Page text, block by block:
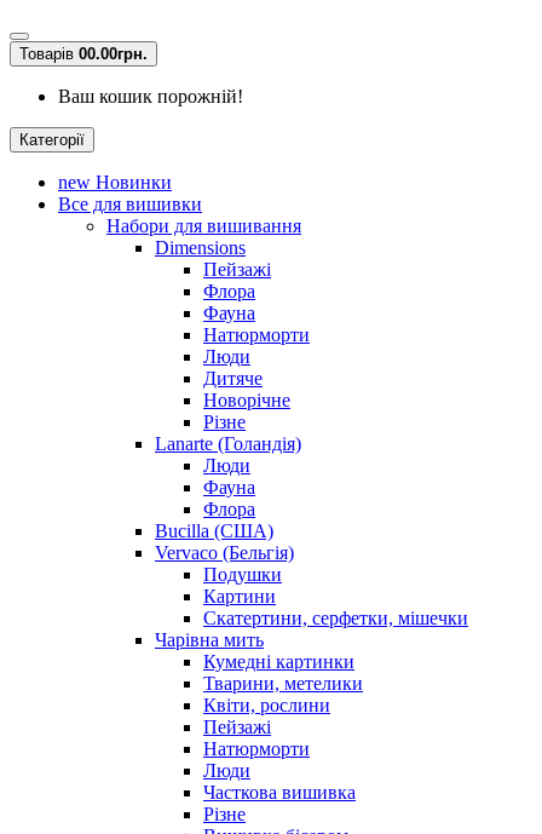
Товарів 00.00грн.
Ваш кошик порожній!
Категорії
new Новинки
Все для вишивки
Набори для вишивання
Dimensions
Пейзажі
Флора
Фауна
Натюрморти
Люди
Дитяче
Новорічне
Різне
Lanarte (Голандія)
Люди
Фауна
Флора
Bucilla (США)
Vervaco (Бельгія)
Подушки
Картини
Скатертини, серфетки, мішечки
Чарiвна мить
Кумедні картинки
Тварини, метелики
Квіти, рослини
Пейзажі
Натюрморти
Люди
Часткова вишивка
Різне